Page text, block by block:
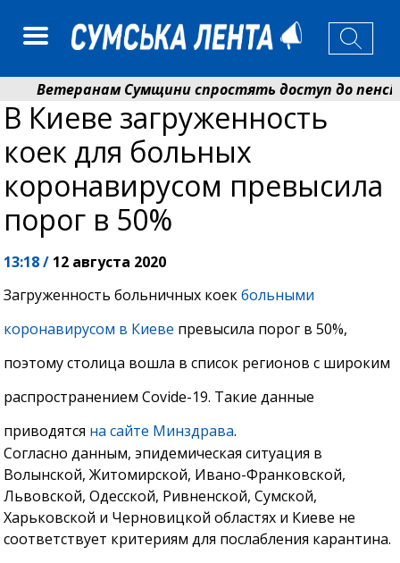
Ветеранам Сумщини спростять доступ до пенсій
Романько розширює програму відпочинку дітей із
В Киеве загруженность
коек для больных
коронавирусом превысила
порог в 50%
13:18 / 12 августа 2020
Загруженность больничных коекбольными
коронавирусом в Киеве превысила порог в 50%,
поэтому столица вошла в список регионов с широким
распространением Cоvide-19. Такие данные
приводятся на сайте Минздрава.
Согласно данным, эпидемическая ситуация в
Волынской, Житомирской, Ивано-Франковской,
Львовской, Одесской, Ривненской, Сумской,
Харьковской и Черновицкой областях и Киеве не
соответствует критериям для послабления карантина.